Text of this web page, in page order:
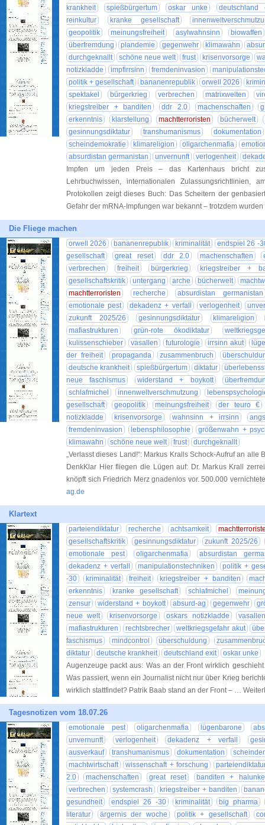
krankheit
spießbürgertum oskar unke
deutschland
reinkultur
kranke gesellschaft
geopolitik
meinungsfreiheit asylwahnsinn
biowaffen
überfremdung
plandemie gegenwehr klimawahn
durchgeknallt
schöne neue welt frust krisenvorsorge
notizkladde
impfirrsinn fremdeninvasion
politik + gesellschaft
bananenrepublik orwell 2026
spektakel
bürgerkrieg verbrechen matrixwelten
kriegstreiber + banditen
ddr 2.0 machenschaften
erkenntnis
klarstellung machtterroristen
bücherwelt
gesinnungsdiktatur
transhumanismus
dokumentation
scheindemokratie
klimareligion oligarchenmafia
absurdistan germanistan
unvernunft verlogenheit
Impfen um jeden Preis – das Kartenhaus bricht
Lehrbuchwissen, internationalen Zulassungsrichtlinien,
Protokollen zeigt dieses Buch: Das Scheitern der
Gefahr der mRNA-Impfungen war bekannt – trotzdem
Die Fliege machen
orwell 2026 bananenrepublik kriminalität
endspiel 26 -
gesellschaft
great reset ddr 2.0 machenschaften
verbrechen
freiheit bürgerkrieg
kriegstreiber +
gesellschaftskritik
untergang arche bücherwelt
machtterroristen
recherche
absurdistan germanistan
emotionale pest
dekadenz + verfall verlogenheit
zukunft 2025/26
gesinnungsdiktatur
klimareligion
mafiastrukturen
grün-rote ökodiktatur
kulissenschieber
vasallen futurologie irrsinn akut
der freiheit
propaganda zusammenbruch
deutsche krankheit
spießbürgertum diktatur
neue faschismus
widerstand + boykott
schlafmichel
innenweltverschmutzung
gesellschaft
geopolitik meinungsfreiheit
der teuro €
notizkladde
krisenvorsorge wahnsinn + irrsinn
fremdeninvasion
lebensphilosophie
größenwahn +
klimawahn
schöne neue welt frust
durchgeknallt
„Verlasst dieses Land!“: Markus Kralls Schock-Aufruf an
DenkKlar Hier fliegen die Lügen auf: Dr. Markus Krall
knöpft sich Friedrich Merz gnadenlos vor. 500.000
ag.de
Klartext
parteiendiktatur recherche achtsamkeit
gesellschaftskritik
gesinnungsdiktatur
zukunft 2025/26
emotionale pest
oligarchenmafia
absurdistan
dekadenz + verfall
manipulationstechniken
politik +
-30
kriminalität freiheit kriegstreiber + banditen
erkenntnis
kranke gesellschaft schlafmichel
zensur
widerstand + boykott absurd-ag gegenwehr
neue welt
krisenvorsorge oskars notizkladde
mafiastrukturen
rechtsbrecher weltkriegsgefahr akut
faschismus
mindcontrol überschuldung
diktatur
deutsche krankheit deutschland exit
oskar unke
Augenzeuge packt aus: Was an der Front wirklich
Was passiert, wenn ein Journalist nicht nur über Krieg
wirklich stattfindet? Patrik Baab stand an der Front – …
Tagesnotizen vom 18.07.26
emotionale pest oligarchenmafia lügenbarone
unvernunft
verlogenheit dekadenz + verfall
ausverkauf
transhumanismus dokumentation
machtwirtschaft
wissenschaft + forschung
2.0
machenschaften great reset
banditen +
verbrechen
systemcrash kriegstreiber + banditen
gesundheit
endspiel 26 -30 kriminalität
big pharma
literatur
ärgernis der woche politik + gesellschaft